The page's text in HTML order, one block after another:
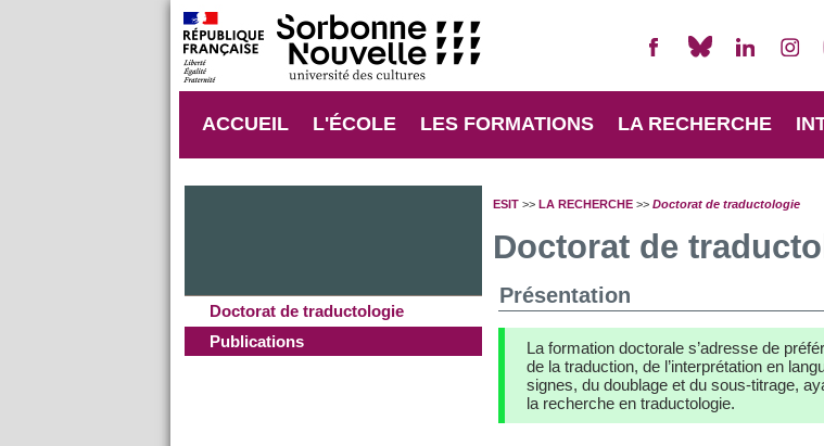
ACCUEIL L'ÉCOLE LES FORMATIONS LA RECHERCHE
Doctorat de traductologie
Publications
ESIT>> LA RECHERCHE>> Doctorat de traductologie
Doctorat de
Présentation
La formation doctorale s’adresse de
de la traduction, de l’interprétation en
signes, du doublage et du sous-titrage,
la recherche en traductologie.